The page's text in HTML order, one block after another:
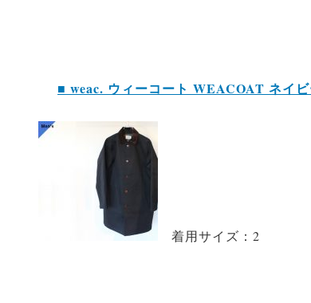
■ weac. ウィーコート WEACOAT ネイ
着用サイズ：2